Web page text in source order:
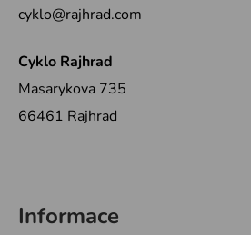
cyklo@rajhrad.com
Cyklo Rajhrad
Masarykova 735
66461 Rajhrad
Informace